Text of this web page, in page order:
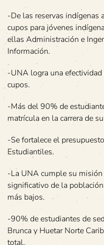
-De las reservas indígenas
cupos para jóvenes
ellas Administración e
Información.
-UNA logra una
cupos.
-Más del 90% de
matrícula en la carrera de
-Se fortalece el
Estudiantiles.
-La UNA cumple su misión
significativo de la
más bajos.
-90% de estudiantes de
Brunca y Huetar Norte
total.